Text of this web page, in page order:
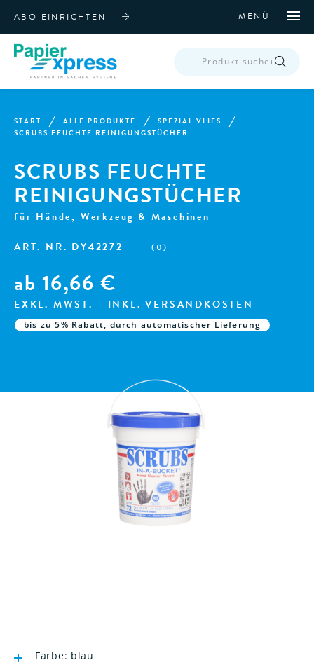
ABO EINRICHTEN MENÜ
SEARCH
START ALLE PRODUKTE
SPEZIAL VLIES
SCRUBS FEUCHTE REINIGUNGSTÜCHER
SCRUBS FEUCHTE
REINIGUNGSTÜCHER
für Hände, Werkzeug & Maschinen
ART. NR. DY42272 (0)
ab 16,66 €
EXKL. MWST. INKL. VERSANDKOSTEN
bis zu 5% Rabatt, durch automatischer Lieferung
Farbe: blau